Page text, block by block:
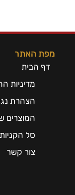
מפת האתר
דף הבית
מדיניות
הצהרת
המוצרים
סל הקניות
צור קשר